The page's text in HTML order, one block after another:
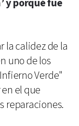
y porqué fue
la calidez de la
uno de los
Verde"
el que
reparaciones.